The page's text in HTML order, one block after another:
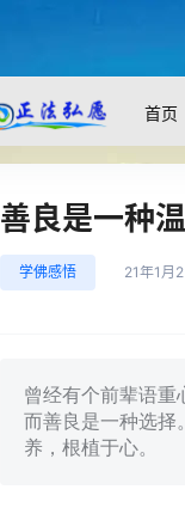
首页
善良是一种
学佛感悟 21年1月2
曾经有个前辈语重
而善良是一种选择
养，根植于心。